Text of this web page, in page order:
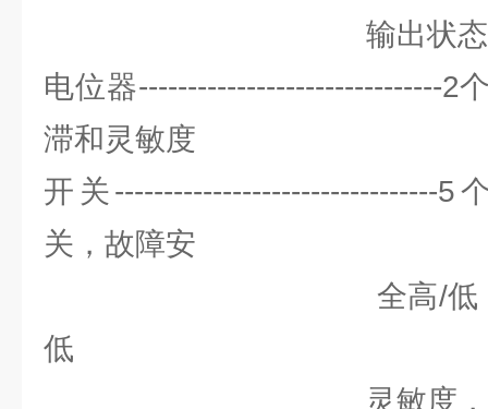
输出状态和
电位器-------------------------------2
滞和灵敏度
开关---------------------------------
关，故障安
全高/低，时滞测
低
灵敏度，测试